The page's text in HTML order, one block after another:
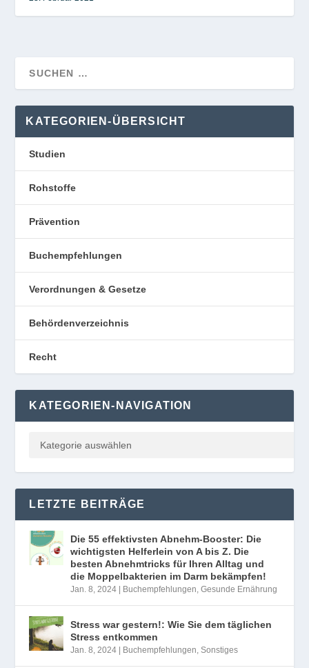
KATEGORIEN-ÜBERSICHT
Studien
Rohstoffe
Prävention
Buchempfehlungen
Verordnungen & Gesetze
Behördenverzeichnis
Recht
KATEGORIEN-NAVIGATION
LETZTE BEITRÄGE
Die 55 effektivsten Abnehm-Booster: Die
wichtigsten Helferlein von A bis Z. Die
besten Abnehmtricks für Ihren Alltag und
die Moppelbakterien im Darm bekämpfen!
Jan. 8, 2024 Buchempfehlungen,Gesunde Ernährung
Stress war gestern!: Wie Sie dem täglichen
Stress entkommen
Jan. 8, 2024 Buchempfehlungen,Sonstiges